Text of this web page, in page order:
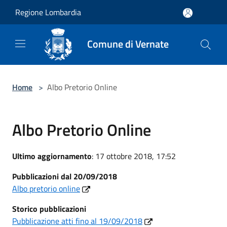
Regione Lombardia
Comune di Vernate
Home > Albo Pretorio Online
Albo Pretorio Online
Ultimo aggiornamento: 17 ottobre 2018, 17:52
Pubblicazioni dal 20/09/2018
Albo pretorio online
Storico pubblicazioni
Pubblicazione atti fino al 19/09/2018